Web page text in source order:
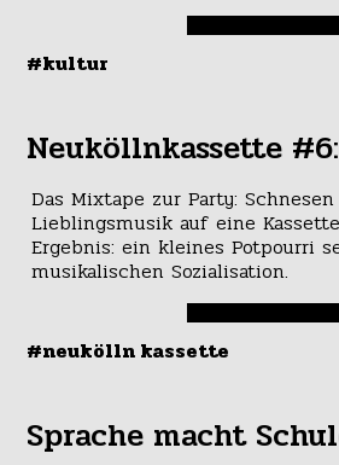
#kultur
Neuköllnkassette
Das Mixtape zur Party:
Lieblingsmusik auf eine
Ergebnis: ein kleines Potpourri
musikalischen Sozialisation.
#neukölln kassette
Sprache macht